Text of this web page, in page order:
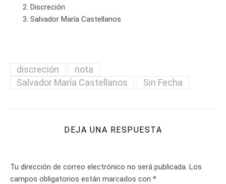
Discreción
Salvador María Castellanos
discreción
nota
Salvador María Castellanos
Sin Fecha
DEJA UNA RESPUESTA
Tu dirección de correo electrónico no será publicada. Los
campos obligatorios están marcados con *